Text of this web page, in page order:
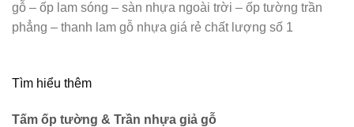
gỗ – ốp lam sóng – sàn nhựa ngoài trời – ốp tường trần
phẳng – thanh lam gỗ nhựa giá rẻ chất lượng số 1
Tìm hiểu thêm
Tấm ốp tường & Trần nhựa giả gỗ